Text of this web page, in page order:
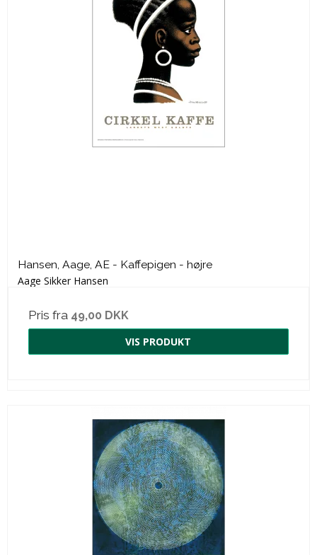
Hansen, Aage, AE - Kaffepigen - højre
Aage Sikker Hansen
Pris fra 49,00 DKK
VIS PRODUKT